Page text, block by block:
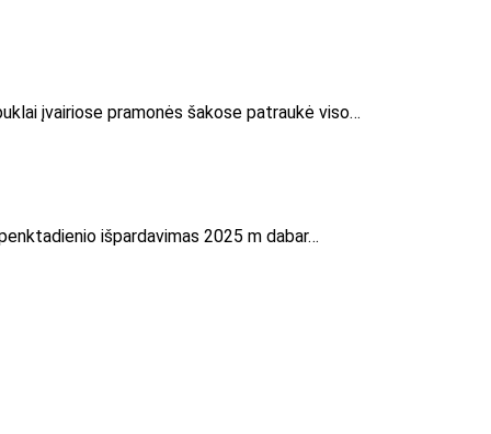
įvairiose pramonės šakose patraukė viso…
išpardavimas 2025 m dabar…